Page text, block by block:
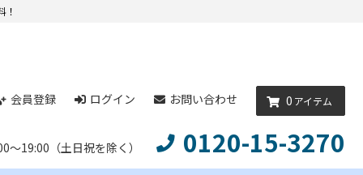
！
会員登録 ログイン お問い合わせ 0 アイテム
～19:00（土日祝を除く） 0120-15-3270